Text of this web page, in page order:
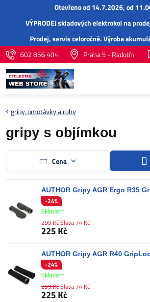
Otevřeno od 14.7.2026, od
VÝPRODEJ skladových elektrokol na
Prodej,servisceloročně.Výroba
602 856 404
Praha 5 - Radotín
gripy, omotávky a rohy
gripy s objímkou
Cena
AUTHOR Gripy AGR Ergo R35
-24%
Skladem
225 Kč
299 KčSleva 74 Kč
AUTHOR Gripy AGR R40
-24%
Skladem
225 Kč
299 KčSleva 74 Kč